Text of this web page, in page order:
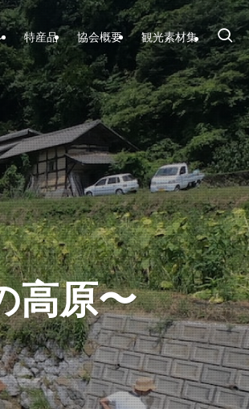
特産品 協会概要 観光素材集
高原〜
高原〜
高原〜